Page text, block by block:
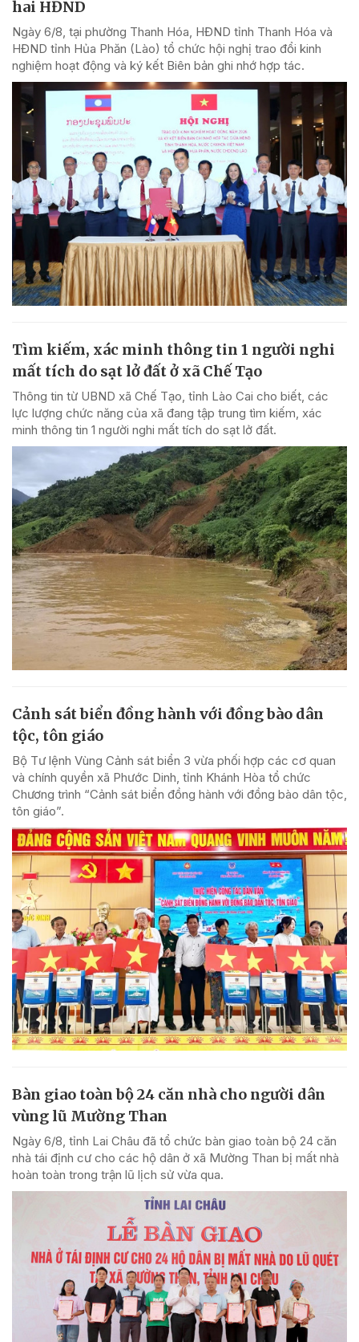
hai HĐND
Ngày 6/8, tại phường Thanh Hóa, HĐND tỉnh Thanh Hóa và
HĐND tỉnh Hủa Phăn (Lào) tổ chức hội nghị trao đổi kinh
nghiệm hoạt động và ký kết Biên bản ghi nhớ hợp tác.
Tìm kiếm, xác minh thông tin 1 người nghi
mất tích do sạt lở đất ở xã Chế Tạo
Thông tin từ UBND xã Chế Tạo, tỉnh Lào Cai cho biết, các
lực lượng chức năng của xã đang tập trung tìm kiếm, xác
minh thông tin 1 người nghi mất tích do sạt lở đất.
Cảnh sát biển đồng hành với đồng bào dân
tộc, tôn giáo
Bộ Tư lệnh Vùng Cảnh sát biển 3 vừa phối hợp các cơ quan
và chính quyền xã Phước Dinh, tỉnh Khánh Hòa tổ chức
Chương trình “Cảnh sát biển đồng hành với đồng bào dân tộc,
tôn giáo”.
Bàn giao toàn bộ 24 căn nhà cho người dân
vùng lũ Mường Than
Ngày 6/8, tỉnh Lai Châu đã tổ chức bàn giao toàn bộ 24 căn
nhà tái định cư cho các hộ dân ở xã Mường Than bị mất nhà
hoàn toàn trong trận lũ lịch sử vừa qua.